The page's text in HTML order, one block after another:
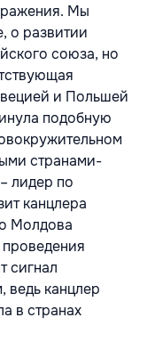
Мы
о развитии
союза, но
и Польшей
подобную
странами-
лидер по
канцлера
Молдова
сигнал
ведь канцлер
в странах